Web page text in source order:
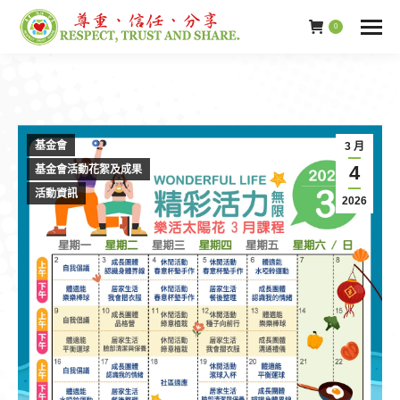
0
3 月
4
2026
基金會
基金會活動花絮及成果
活動資訊